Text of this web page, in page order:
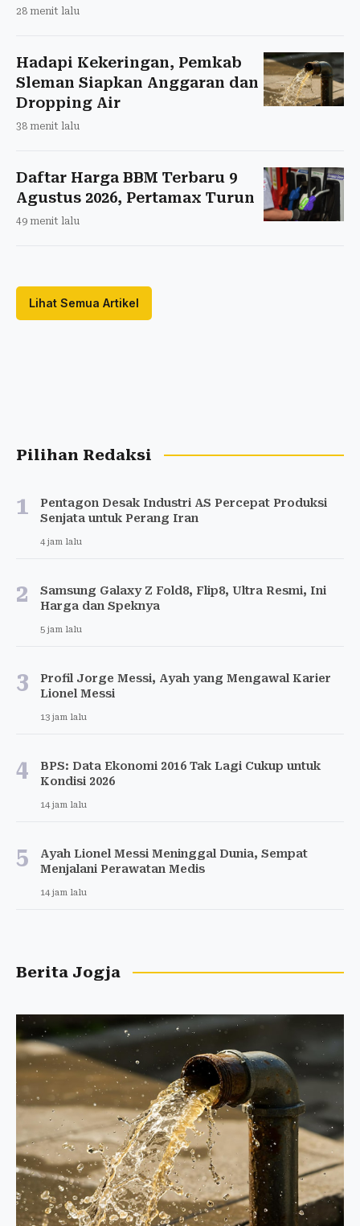
28 menit lalu
Hadapi Kekeringan, Pemkab
Sleman Siapkan Anggaran dan
Dropping Air
38 menit lalu
Daftar Harga BBM Terbaru 9
Agustus 2026, Pertamax Turun
49 menit lalu
Lihat Semua Artikel
Pilihan Redaksi
1
Pentagon Desak Industri AS Percepat Produksi
Senjata untuk Perang Iran
4 jam lalu
2
Samsung Galaxy Z Fold8, Flip8, Ultra Resmi, Ini
Harga dan Speknya
5 jam lalu
3
Profil Jorge Messi, Ayah yang Mengawal Karier
Lionel Messi
13 jam lalu
4
BPS: Data Ekonomi 2016 Tak Lagi Cukup untuk
Kondisi 2026
14 jam lalu
5
Ayah Lionel Messi Meninggal Dunia, Sempat
Menjalani Perawatan Medis
14 jam lalu
Berita Jogja